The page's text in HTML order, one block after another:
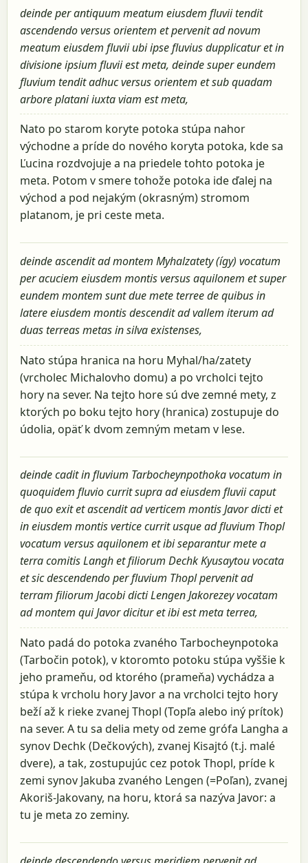
deinde per antiquum meatum eiusdem fluvii tendit
ascendendo versus orientem et pervenit ad novum
meatum eiusdem fluvii ubi ipse fluvius dupplicatur et in
divisione ipsium fluvii est meta, deinde super eundem
fluvium tendit adhuc versus orientem et sub quadam
arbore platani iuxta viam est meta,
Nato po starom koryte potoka stúpa nahor
východne a príde do nového koryta potoka, kde sa
Ľucina rozdvojuje a na priedele tohto potoka je
meta. Potom v smere tohože potoka ide ďalej na
východ a pod nejakým (okrasným) stromom
platanom, je pri ceste meta.
deinde ascendit ad montem Myhalzatety (így) vocatum
per acuciem eiusdem montis versus aquilonem et super
eundem montem sunt due mete terree de quibus in
latere eiusdem montis descendit ad vallem iterum ad
duas terreas metas in silva existenses,
Nato stúpa hranica na horu Myhal/ha/zatety
(vrcholec Michalovho domu) a po vrcholci tejto
hory na sever. Na tejto hore sú dve zemné mety, z
ktorých po boku tejto hory (hranica) zostupuje do
údolia, opäť k dvom zemným metam v lese.
deinde cadit in fluvium Tarbocheynpothoka vocatum in
quoquidem fluvio currit supra ad eiusdem fluvii caput
de quo exit et ascendit ad verticem montis Javor dicti et
in eiusdem montis vertice currit usque ad fluvium Thopl
vocatum versus aquilonem et ibi separantur mete a
terra comitis Langh et filiorum Dechk Kyusaytou vocata
et sic descendendo per fluvium Thopl pervenit ad
terram filiorum Jacobi dicti Lengen Jakorezey vocatam
ad montem qui Javor dicitur et ibi est meta terrea,
Nato padá do potoka zvaného Tarbocheynpotoka
(Tarbočin potok), v ktoromto potoku stúpa vyššie k
jeho prameňu, od ktorého (prameňa) vychádza a
stúpa k vrcholu hory Javor a na vrcholci tejto hory
beží až k rieke zvanej Thopl (Topľa alebo iný prítok)
na sever. A tu sa delia mety od zeme grófa Langha a
synov Dechk (Dečkových), zvanej Kisajtó (t.j. malé
dvere), a tak, zostupujúc cez potok Thopl, príde k
zemi synov Jakuba zvaného Lengen (=Poľan), zvanej
Akoriš-Jakovany, na horu, ktorá sa nazýva Javor: a
tu je meta zo zeminy.